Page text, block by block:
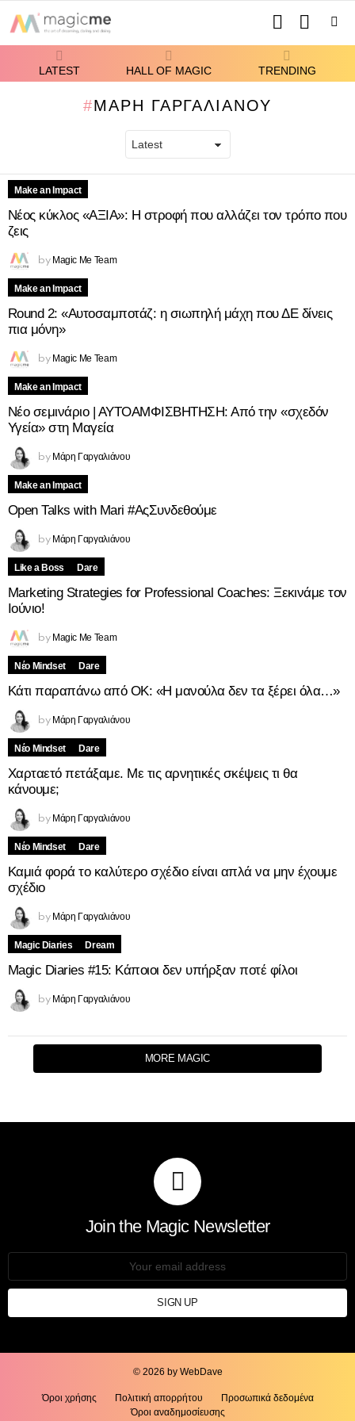
SWITCH
SKIN
LATEST HALL OF MAGIC TRENDING
ΜΆΡΗ ΓΑΡΓΑΛΙΆΝΟΥ
LATEST
STORIES
Make an Impact
Νέος κύκλος «ΑΞΙΑ»: Η στροφή που αλλάζει τον τρόπο που
ζεις
by Magic Me Team
Make an Impact
Round 2: «Αυτοσαμποτάζ: η σιωπηλή μάχη που ΔΕ δίνεις
πια μόνη»
by Magic Me Team
Make an Impact
Νέο σεμινάριο | ΑΥΤΟΑΜΦΙΣΒΗΤΗΣΗ: Από την «σχεδόν
Υγεία» στη Μαγεία
by Μάρη Γαργαλιάνου
Make an Impact
Open Talks with Mari #ΑςΣυνδεθούμε
by Μάρη Γαργαλιάνου
Like a Boss Dare
Marketing Strategies for Professional Coaches: Ξεκινάμε τον
Ιούνιο!
by Magic Me Team
Νέο Mindset Dare
Κάτι παραπάνω από ΟΚ: «Η μανούλα δεν τα ξέρει όλα…»
by Μάρη Γαργαλιάνου
Νέο Mindset Dare
Χαρταετό πετάξαμε. Με τις αρνητικές σκέψεις τι θα
κάνουμε;
by Μάρη Γαργαλιάνου
Νέο Mindset Dare
Καμιά φορά το καλύτερο σχέδιο είναι απλά να μην έχουμε
σχέδιο
by Μάρη Γαργαλιάνου
Magic Diaries Dream
Magic Diaries #15: Κάποιοι δεν υπήρξαν ποτέ φίλοι
by Μάρη Γαργαλιάνου
MORE MAGIC
Join the Magic Newsletter
© 2026 by WebDave
Όροι χρήσης Πολιτική απορρήτου
Προσωπικά δεδομένα
Όροι αναδημοσίευσης